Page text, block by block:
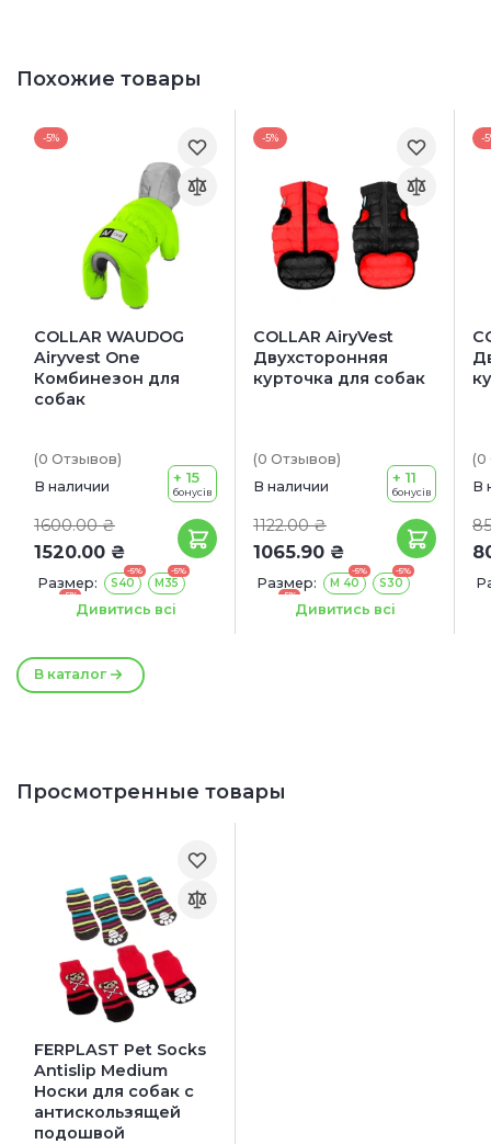
Похожие товары
В каталог
-5%
COLLAR WAUDOG
Airyvest One
Комбинезон для
собак
(0 Отзывов)
В наличии
1600.00 ₴
1520.00 ₴
+ 15
бонусів
Размер:
-5%
S40
-5%
M35
-5%
Дивитись всі
-5%
COLLAR AiryVest
Двухсторонняя
курточка для собак
(0 Отзывов)
В наличии
1122.00 ₴
1065.90 ₴
+ 11
бонусів
Размер:
-5%
M 40
-5%
S30
-5%
Дивитись всі
-
(0
В
Просмотренные товары
FERPLAST Pet Socks
Antislip Medium
Носки для собак с
антискользящей
подошвой